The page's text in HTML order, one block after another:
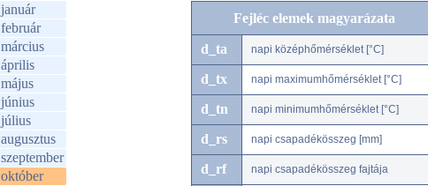
január
február
március
április
május
június
július
augusztus
szeptember
október
Fejléc elemek magyarázata
d_ta napi középhőmérséklet [°C]
d_tx napi maximumhőmérséklet [°C]
d_tn napi minimumhőmérséklet [°C]
d_rs napi csapadékösszeg [mm]
d_rf napi csapadékösszeg fajtája